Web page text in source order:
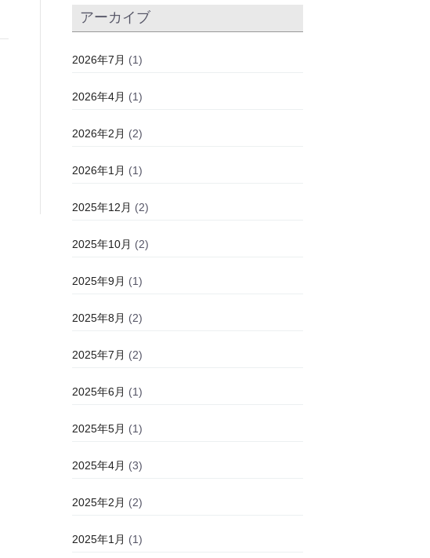
アーカイブ
2026年7月 (1)
2026年4月 (1)
2026年2月 (2)
2026年1月 (1)
2025年12月 (2)
2025年10月 (2)
2025年9月 (1)
2025年8月 (2)
2025年7月 (2)
2025年6月 (1)
2025年5月 (1)
2025年4月 (3)
2025年2月 (2)
2025年1月 (1)